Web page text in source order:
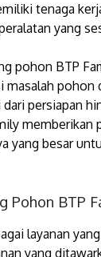
tenaga
yang
pohon BTP
persiapan
yang besar
Pohon BTP
layanan
yang